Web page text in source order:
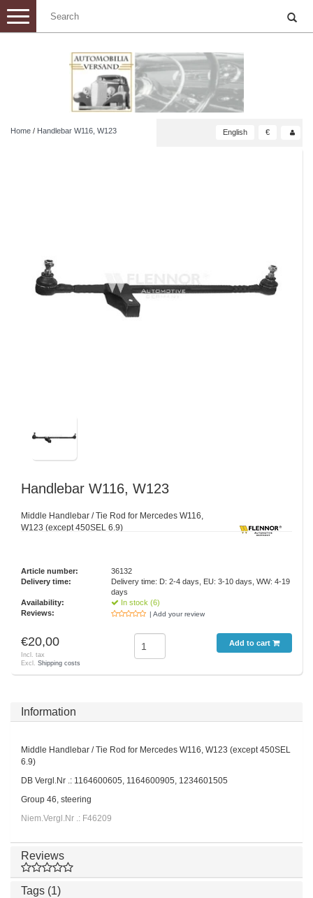
Toggle
navigation
Home / Handlebar W116, W123 English €
Handlebar W116, W123
Middle Handlebar / Tie Rod for Mercedes W116,
W123 (except 450SEL 6.9)
Article number:
36132
Delivery time:
Delivery time: D: 2-4 days, EU: 3-10 days, WW: 4-19
days
Availability:
In stock (6)
Reviews:
| Add your review
€20,00
Incl. tax
Excl. Shipping costs
Add to cart
Information
Middle Handlebar / Tie Rod for Mercedes W116, W123 (except 450SEL
6.9)
DB Vergl.Nr .: 1164600605, 1164600905, 1234601505
Group 46, steering
Niem.Vergl.Nr .: F46209
Reviews
Tags (1)